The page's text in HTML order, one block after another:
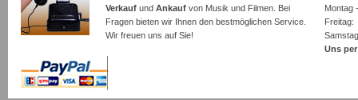
Verkauf und Ankauf von Musik und Filmen. Bei
Fragen bieten wir Ihnen den bestmöglichen Service.
Wir freuen uns auf Sie!
Montag
Uns